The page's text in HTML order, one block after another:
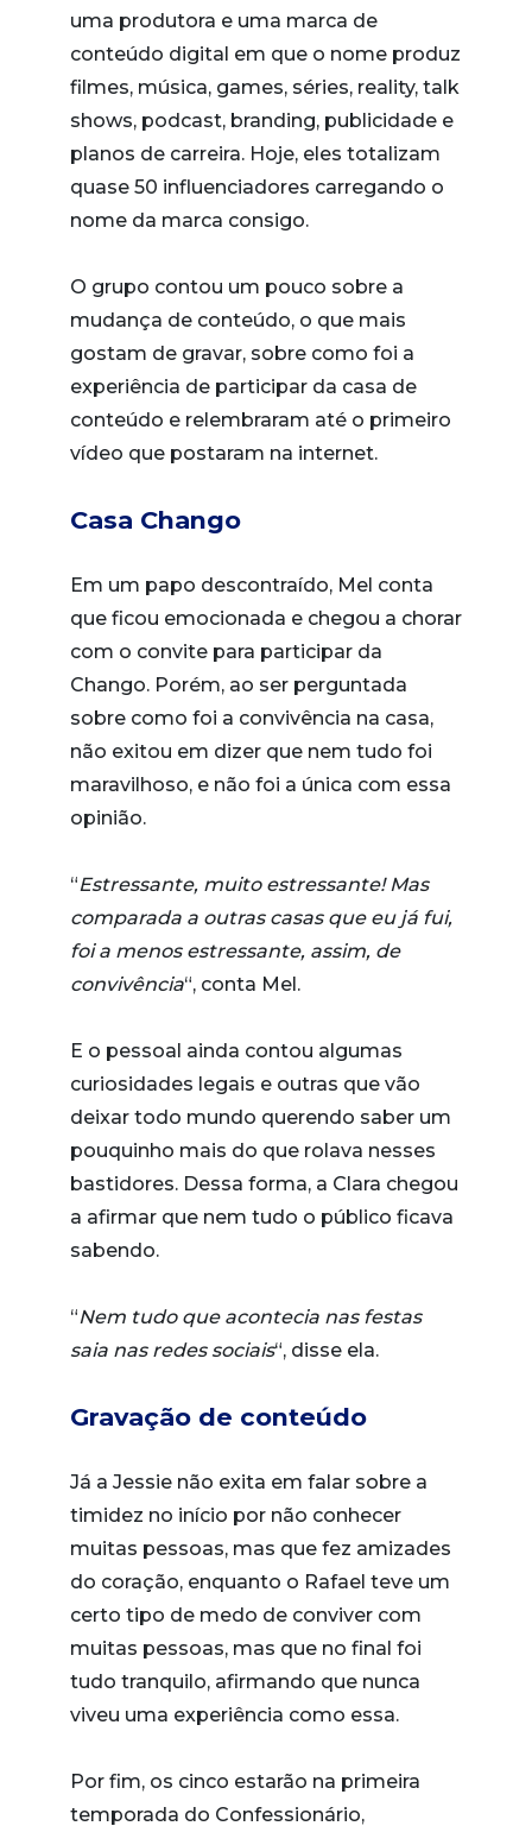
uma produtora e uma marca de
conteúdo digital em que o nome produz
filmes, música, games, séries, reality, talk
shows, podcast, branding, publicidade e
planos de carreira. Hoje, eles totalizam
quase 50 influenciadores carregando o
nome da marca consigo.
O grupo contou um pouco sobre a
mudança de conteúdo, o que mais
gostam de gravar, sobre como foi a
experiência de participar da casa de
conteúdo e relembraram até o primeiro
vídeo que postaram na internet.
Casa Chango
Em um papo descontraído, Mel conta
que ficou emocionada e chegou a chorar
com o convite para participar da
Chango. Porém, ao ser perguntada
sobre como foi a convivência na casa,
não exitou em dizer que nem tudo foi
maravilhoso, e não foi a única com essa
opinião.
“Estressante, muito estressante! Mas
comparada a outras casas que eu já fui,
foi a menos estressante, assim, de
convivência“, conta Mel.
E o pessoal ainda contou algumas
curiosidades legais e outras que vão
deixar todo mundo querendo saber um
pouquinho mais do que rolava nesses
bastidores. Dessa forma, a Clara chegou
a afirmar que nem tudo o público ficava
sabendo.
“Nem tudo que acontecia nas festas
saia nas redes sociais“, disse ela.
Gravação de conteúdo
Já a Jessie não exita em falar sobre a
timidez no início por não conhecer
muitas pessoas, mas que fez amizades
do coração, enquanto o Rafael teve um
certo tipo de medo de conviver com
muitas pessoas, mas que no final foi
tudo tranquilo, afirmando que nunca
viveu uma experiência como essa.
Por fim, os cinco estarão na primeira
temporada do Confessionário,